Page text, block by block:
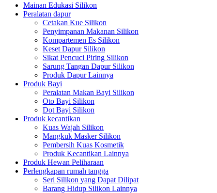
Mainan Edukasi Silikon
Peralatan dapur
Cetakan Kue Silikon
Penyimpanan Makanan Silikon
Kompartemen Es Silikon
Keset Dapur Silikon
Sikat Pencuci Piring Silikon
Sarung Tangan Dapur Silikon
Produk Dapur Lainnya
Produk Bayi
Peralatan Makan Bayi Silikon
Oto Bayi Silikon
Dot Bayi Silikon
Produk kecantikan
Kuas Wajah Silikon
Mangkuk Masker Silikon
Pembersih Kuas Kosmetik
Produk Kecantikan Lainnya
Produk Hewan Peliharaan
Perlengkapan rumah tangga
Seri Silikon yang Dapat Dilipat
Barang Hidup Silikon Lainnya